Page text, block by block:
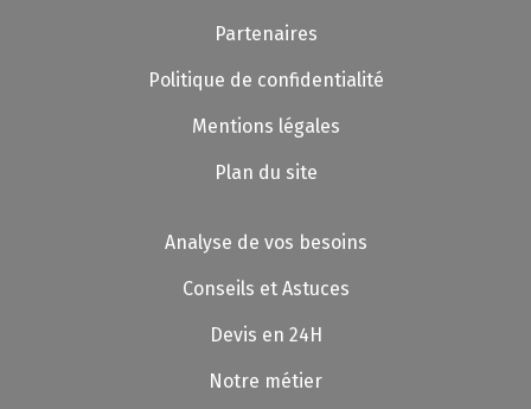
Partenaires
Politique de confidentialité
Mentions légales
Plan du site
Analyse de vos besoins
Conseils et Astuces
Devis en 24H
Notre métier